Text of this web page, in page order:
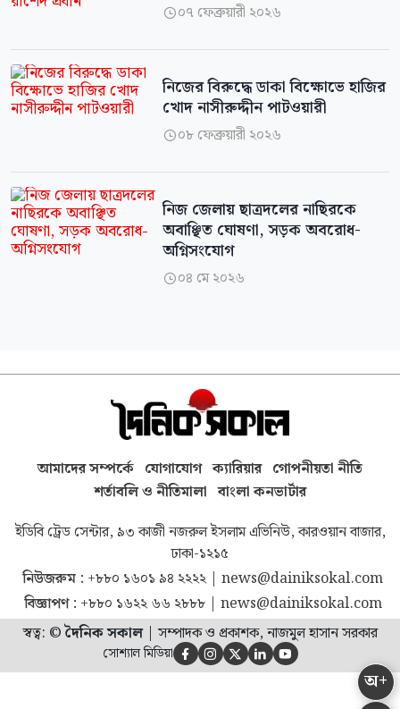
০৭ ফেব্রুয়ারী ২০২৬
নিজের বিরুদ্ধে ডাকা বিক্ষোভে হাজির
খোদ নাসীরুদ্দীন পাটওয়ারী
০৮ ফেব্রুয়ারী ২০২৬
নিজ জেলায় ছাত্রদলের নাছিরকে
অবাঞ্ছিত ঘোষণা, সড়ক অবরোধ-
অগ্নিসংযোগ
০৪ মে ২০২৬
অ+
আমাদের সম্পর্কে যোগাযোগ ক্যারিয়ার গোপনীয়তা নীতি
শর্তাবলি ও নীতিমালা বাংলা কনভার্টার
ইডিবি ট্রেড সেন্টার, ৯৩ কাজী নজরুল ইসলাম এভিনিউ, কারওয়ান বাজার,
ঢাকা-১২১৫
নিউজরুম : +৮৮০ ১৬০১ ৯৪ ২২২২| news@dainiksokal.com
বিজ্ঞাপণ : +৮৮০ ১৬২২ ৬৬ ২৮৮৮| news@dainiksokal.com
স্বত্ব: ©দৈনিক সকাল| সম্পাদক ও প্রকাশক, নাজমুল হাসান সরকার
সোশ্যাল মিডিয়া     